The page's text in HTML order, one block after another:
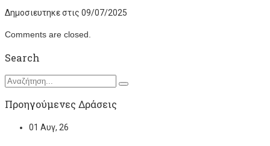
Δημοσιευτηκε στις 09/07/2025
Comments are closed.
Search
Προηγούμενες Δράσεις
01 Αυγ, 26